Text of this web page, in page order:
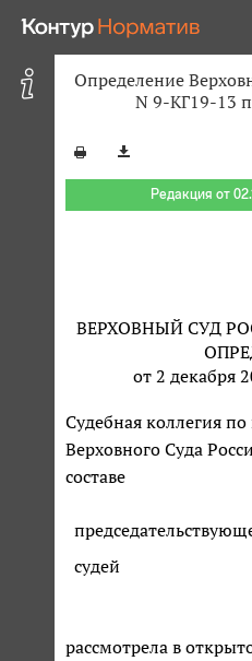
Определение
N 9-КГ19-13
Редакция от
ВЕРХОВНЫЙ СУД
от 2 декабря
Судебная коллегия
Верховного Суда
составе
судей
рассмотрела в